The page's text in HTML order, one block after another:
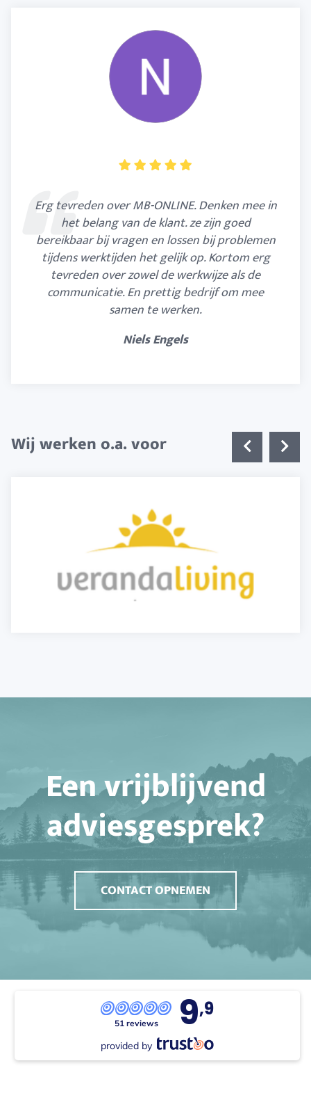
Erg tevreden over MB-ONLINE. Denken mee in
het belang van de klant. ze zijn goed
bereikbaar bij vragen en lossen bij problemen
tijdens werktijden het gelijk op. Kortom erg
tevreden over zowel de werkwijze als de
communicatie. En prettig bedrijf om mee
samen te werken.
Niels Engels
Wij werken o.a. voor
Een vrijblijvend
adviesgesprek?
CONTACT OPNEMEN
51 reviews 9,9
provided by